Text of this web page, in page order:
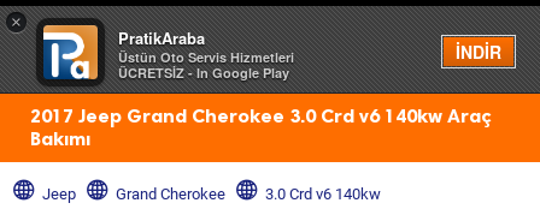
×
PratikAraba
Üstün Oto Servis Hizmetleri
ÜCRETSİZ - In Google Play
İNDİR
Menü
2017 Jeep Grand Cherokee 3.0 Crd v6 140kw Araç
Bakımı
Jeep Grand Cherokee 3.0 Crd v6 140kw